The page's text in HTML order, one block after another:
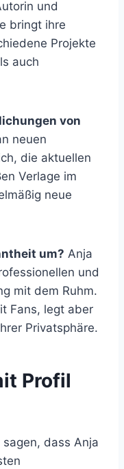
und
bringt ihre
Projekte
auch
von
neuen
die aktuellen
Verlage im
neue
um? Anja
und
mit dem Ruhm.
Fans, legt aber
Privatsphäre.
Profil
dass Anja